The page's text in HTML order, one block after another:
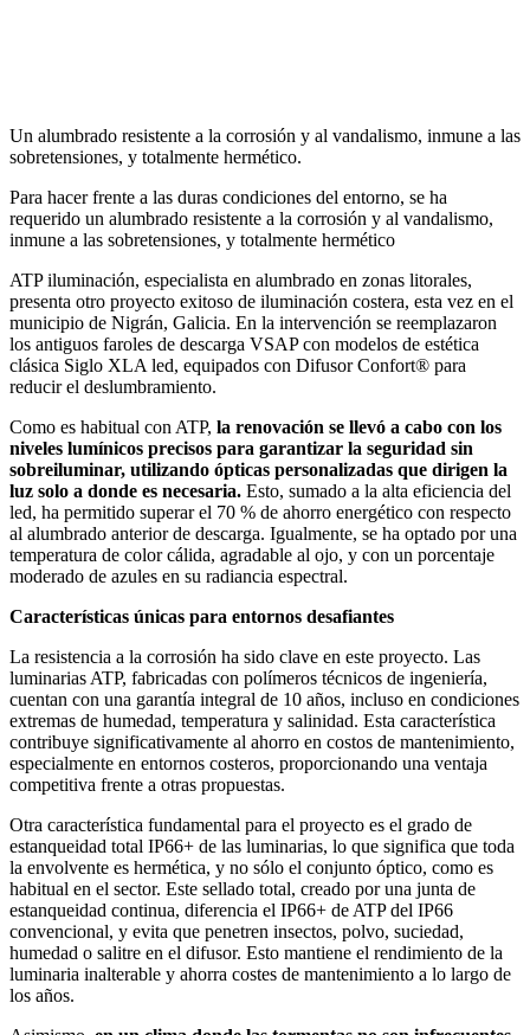
Un alumbrado resistente a la corrosión y al vandalismo, inmune a las
sobretensiones, y totalmente hermético.
Para hacer frente a las duras condiciones del entorno, se ha
requerido un alumbrado resistente a la corrosión y al vandalismo,
inmune a las sobretensiones, y totalmente hermético
ATP iluminación, especialista en alumbrado en zonas litorales,
presenta otro proyecto exitoso de iluminación costera, esta vez en el
municipio de Nigrán, Galicia. En la intervención se reemplazaron
los antiguos faroles de descarga VSAP con modelos de estética
clásica Siglo XLA led, equipados con Difusor Confort® para
reducir el deslumbramiento.
Como es habitual con ATP, la renovación se llevó a cabo con los
niveles lumínicos precisos para garantizar la seguridad sin
sobreiluminar, utilizando ópticas personalizadas que dirigen la
luz solo a donde es necesaria. Esto, sumado a la alta eficiencia del
led, ha permitido superar el 70 % de ahorro energético con respecto
al alumbrado anterior de descarga. Igualmente, se ha optado por una
temperatura de color cálida, agradable al ojo, y con un porcentaje
moderado de azules en su radiancia espectral.
Características únicas para entornos desafiantes
La resistencia a la corrosión ha sido clave en este proyecto. Las
luminarias ATP, fabricadas con polímeros técnicos de ingeniería,
cuentan con una garantía integral de 10 años, incluso en condiciones
extremas de humedad, temperatura y salinidad. Esta característica
contribuye significativamente al ahorro en costos de mantenimiento,
especialmente en entornos costeros, proporcionando una ventaja
competitiva frente a otras propuestas.
Otra característica fundamental para el proyecto es el grado de
estanqueidad total IP66+ de las luminarias, lo que significa que toda
la envolvente es hermética, y no sólo el conjunto óptico, como es
habitual en el sector. Este sellado total, creado por una junta de
estanqueidad continua, diferencia el IP66+ de ATP del IP66
convencional, y evita que penetren insectos, polvo, suciedad,
humedad o salitre en el difusor. Esto mantiene el rendimiento de la
luminaria inalterable y ahorra costes de mantenimiento a lo largo de
los años.